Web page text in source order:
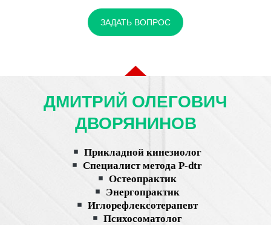
ЗАДАТЬ ВОПРОС
ДМИТРИЙ ОЛЕГОВИЧ
ДВОРЯНИНОВ
Прикладной кинезиолог
Специалист метода P-dtr
Остеопрактик
Энергопрактик
Иглорефлексотерапевт
Психосоматолог